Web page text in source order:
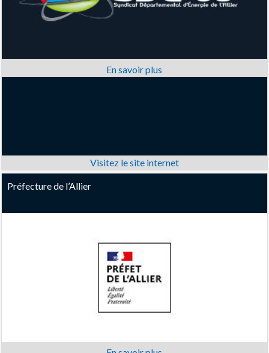
Préfecture de l’Allier